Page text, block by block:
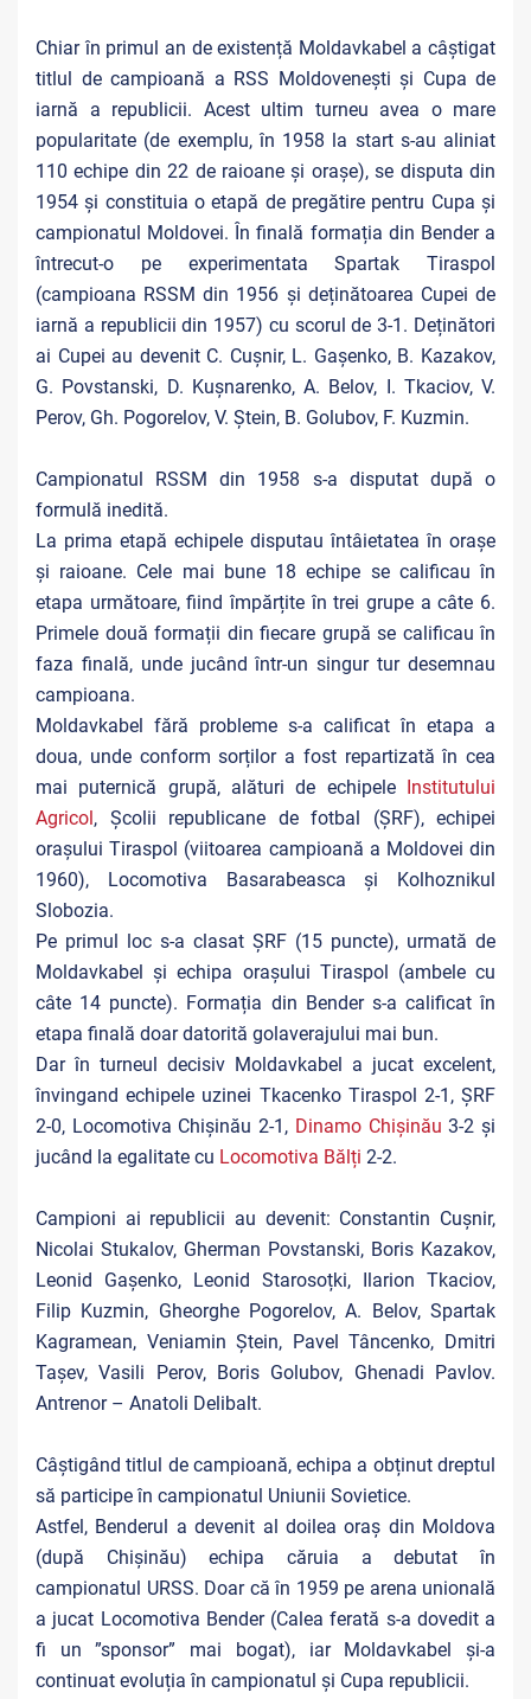
Chiar în primul an de existență Moldavkabel a câștigat
titlul de campioană a RSS Moldovenești și Cupa de
iarnă a republicii. Acest ultim turneu avea o mare
popularitate (de exemplu, în 1958 la start s-au aliniat
110 echipe din 22 de raioane și orașe), se disputa din
1954 și constituia o etapă de pregătire pentru Cupa și
campionatul Moldovei. În finală formația din Bender a
întrecut-o pe experimentata Spartak Tiraspol
(campioana RSSM din 1956 și deținătoarea Cupei de
iarnă a republicii din 1957) cu scorul de 3-1. Deținători
ai Cupei au devenit C. Cușnir, L. Gașenko, B. Kazakov,
G. Povstanski, D. Kușnarenko, A. Belov, I. Tkaciov, V.
Perov, Gh. Pogorelov, V. Ștein, B. Golubov, F. Kuzmin.
Campionatul RSSM din 1958 s-a disputat după o
formulă inedită.
La prima etapă echipele disputau întâietatea în orașe
și raioane. Cele mai bune 18 echipe se calificau în
etapa următoare, fiind împărțite în trei grupe a câte 6.
Primele două formații din fiecare grupă se calificau în
faza finală, unde jucând într-un singur tur desemnau
campioana.
Moldavkabel fără probleme s-a calificat în etapa a
doua, unde conform sorților a fost repartizată în cea
mai puternică grupă, alături de echipele Institutului
Agricol, Școlii republicane de fotbal (ȘRF), echipei
orașului Tiraspol (viitoarea campioană a Moldovei din
1960), Locomotiva Basarabeasca și Kolhoznikul
Slobozia.
Pe primul loc s-a clasat ȘRF (15 puncte), urmată de
Moldavkabel și echipa orașului Tiraspol (ambele cu
câte 14 puncte). Formația din Bender s-a calificat în
etapa finală doar datorită golaverajului mai bun.
Dar în turneul decisiv Moldavkabel a jucat excelent,
învingand echipele uzinei Tkacenko Tiraspol 2-1, ȘRF
2-0, Locomotiva Chișinău 2-1, Dinamo Chișinău 3-2 și
jucând la egalitate cu Locomotiva Bălți 2-2.
Campioni ai republicii au devenit: Constantin Cușnir,
Nicolai Stukalov, Gherman Povstanski, Boris Kazakov,
Leonid Gașenko, Leonid Starosoțki, Ilarion Tkaciov,
Filip Kuzmin, Gheorghe Pogorelov, A. Belov, Spartak
Kagramean, Veniamin Ștein, Pavel Tâncenko, Dmitri
Tașev, Vasili Perov, Boris Golubov, Ghenadi Pavlov.
Antrenor – Anatoli Delibalt.
Câștigând titlul de campioană, echipa a obținut dreptul
să participe în campionatul Uniunii Sovietice.
Astfel, Benderul a devenit al doilea oraș din Moldova
(după Chișinău) echipa căruia a debutat în
campionatul URSS. Doar că în 1959 pe arena unională
a jucat Locomotiva Bender (Calea ferată s-a dovedit a
fi un ”sponsor” mai bogat), iar Moldavkabel și-a
continuat evoluția în campionatul și Cupa republicii.